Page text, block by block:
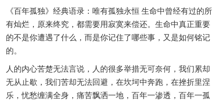
《百年孤独》经典语录：唯有孤独永恒 生命中曾经有过的所
有灿烂，原来终究，都需要用寂寞来偿还。生命中真正重要
的不是你遭遇了什么，而是你记住了哪些事，又是如何铭记
的。
人的内心苦楚无法言说，人的很多举措无可奈何，我们累却
无从止歇，我们苦却无法回避，在坎坷中奔跑，在挫折里涅
乐，忧愁缠满全身，痛苦飘洒一地，百年一渗透，百年一孤